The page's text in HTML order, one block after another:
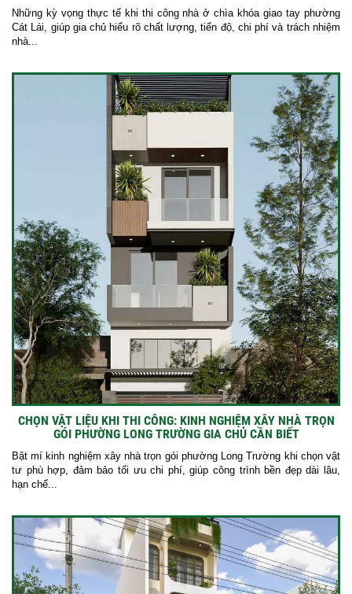
Những kỳ vọng thực tế khi thi công nhà ở chìa khóa giao tay phường
Cát Lái, giúp gia chủ hiểu rõ chất lượng, tiến độ, chi phí và trách nhiệm
nhà...
CHỌN VẬT LIỆU KHI THI CÔNG: KINH NGHIỆM XÂY NHÀ TRỌN
GÓI PHƯỜNG LONG TRƯỜNG GIA CHỦ CẦN BIẾT
Bật mí kinh nghiệm xây nhà trọn gói phường Long Trường khi chọn vật
tư phù hợp, đảm bảo tối ưu chi phí, giúp công trình bền đẹp dài lâu,
hạn chế...